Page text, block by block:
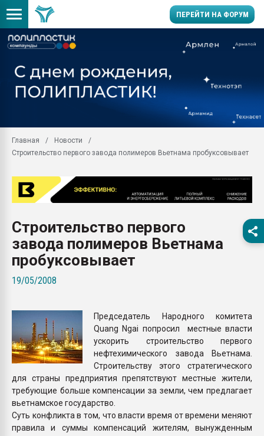
ПЕРЕЙТИ НА ФОРУМ
заводу пластмасс"
28.07.2026
пластмасс
28.07.2026
ПЕРЕЙТИ НА
Главная
Новости
Строительство первого завода полимеров Вьетнама пробуксовывает
Строительство первого
завода полимеров Вьетнама
пробуксовывает
19/05/2008
Председатель Народного комитета
Quang Ngai попросил местные власти
ускорить строительство первого
нефтехимического завода Вьетнама.
Строительству этого стратегического
для страны предприятия препятствуют местные жители,
требующие больше компенсации за земли, чем предлагает
вьетнамское государство.
Суть конфликта в том, что власти время от времени меняют
правила и суммы компенсаций жителям, вынужденным